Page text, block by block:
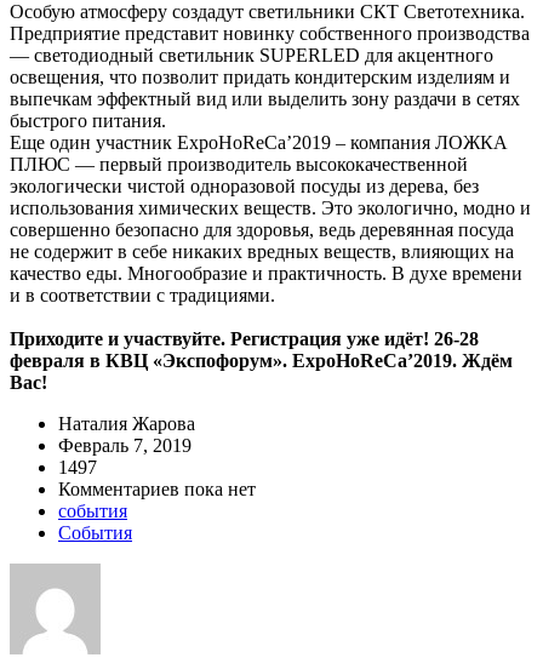
Особую атмосферу создадут светильники СКТ Светотехника.
Предприятие предcтавит новинку собственного производства
— светодиодный светильник SUPERLED для акцентного
освещения, что позволит придать кондитерским изделиям и
выпечкам эффектный вид или выделить зону раздачи в сетях
быстрого питания.
Еще один участник ExpoHoReCa’2019 – компания ЛОЖКА
ПЛЮС — первый производитель высококачественной
экологически чистой одноразовой посуды из дерева, без
использования химических веществ. Это экологично, модно и
совершенно безопасно для здоровья, ведь деревянная посуда
не содержит в себе никаких вредных веществ, влияющих на
качество еды. Многообразие и практичность. В духе времени
и в соответствии с традициями.
Приходите и участвуйте. Регистрация уже идёт! 26-28
февраля в КВЦ «Экспофорум». ExpoHoReCa’2019. Ждём
Вас!
Наталия Жарова
Февраль 7, 2019
1497
Комментариев пока нет
события
События